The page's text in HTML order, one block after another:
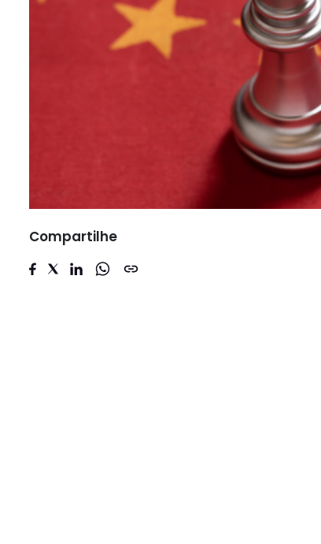
Compartilhe